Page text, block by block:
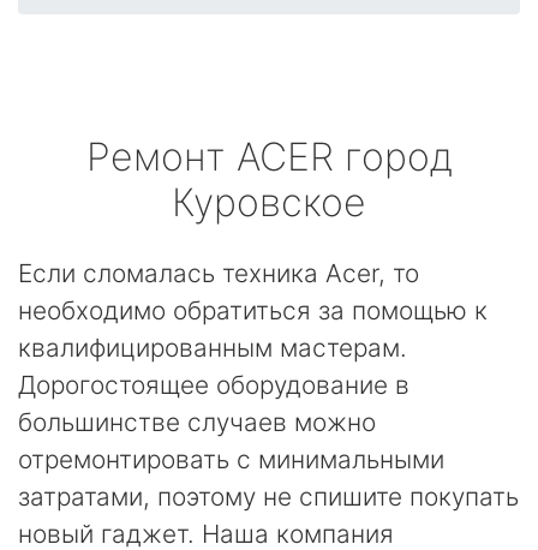
Ремонт ACER город
Куровское
Если сломалась техника Acer, то
необходимо обратиться за помощью к
квалифицированным мастерам.
Дорогостоящее оборудование в
большинстве случаев можно
отремонтировать с минимальными
затратами, поэтому не спишите покупать
новый гаджет. Наша компания